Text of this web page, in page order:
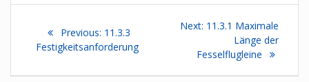
Beitragsnavigation
Previous: Previous
post:
11.3.3
Festigkeitsanforderung
Next: Next
11.3.1 Maximale
Länge der
Fesselflugleine